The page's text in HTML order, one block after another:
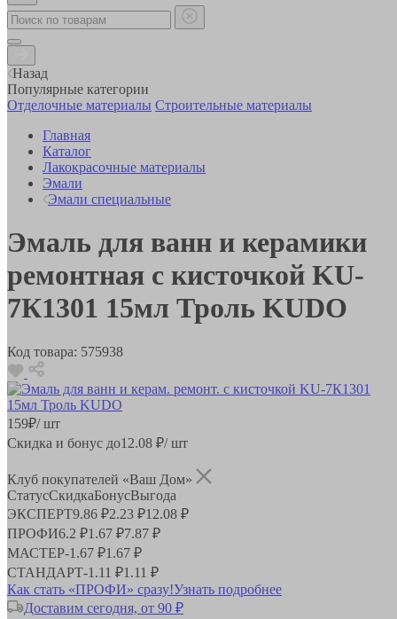
Назад
Популярные категории
Отделочные материалы Строительные материалы
Главная
Каталог
Лакокрасочные материалы
Эмали
Эмали специальные
Эмаль для ванн и керамики
ремонтная с кисточкой KU-
7К1301 15мл Троль KUDO
Код товара: 575938
159₽/ шт
Скидка и бонус до12.08 ₽/ шт
Клуб покупателей «Ваш Дом»
СтатусСкидкаБонусВыгода
ЭКСПЕРТ9.86 ₽2.23 ₽12.08 ₽
ПРОФИ6.2 ₽1.67 ₽7.87 ₽
МАСТЕР-1.67 ₽1.67 ₽
СТАНДАРТ-1.11 ₽1.11 ₽
Как стать «ПРОФИ» сразу!Узнать подробнее
Доставим сегодня, от 90 ₽